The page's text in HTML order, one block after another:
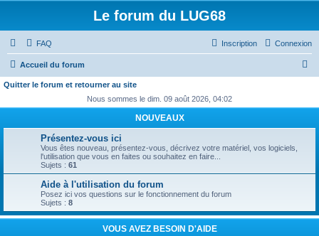
Le forum du LUG68
FAQ Connexion
Inscription
Accueil du forum
r
Quitter le forum et retourner au site
Nous sommes le dim. 09 août 2026, 04:02
NOUVEAUX
Présentez-vous ici
Vous êtes nouveau, présentez-vous, décrivez votre matériel, vos logiciels,
l'utilisation que vous en faites ou souhaitez en faire...
Sujets : 61
Aide à l'utilisation du forum
Posez ici vos questions sur le fonctionnement du forum
Sujets : 8
VOUS AVEZ BESOIN D'AIDE